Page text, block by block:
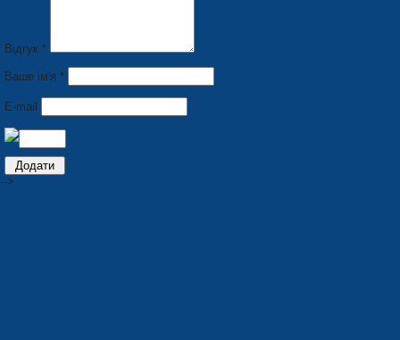
Відгук *
Ваше ім'я *
E-mail
-->